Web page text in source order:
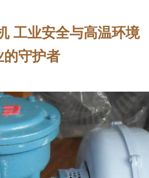
工业安全与高温环境
的守护者